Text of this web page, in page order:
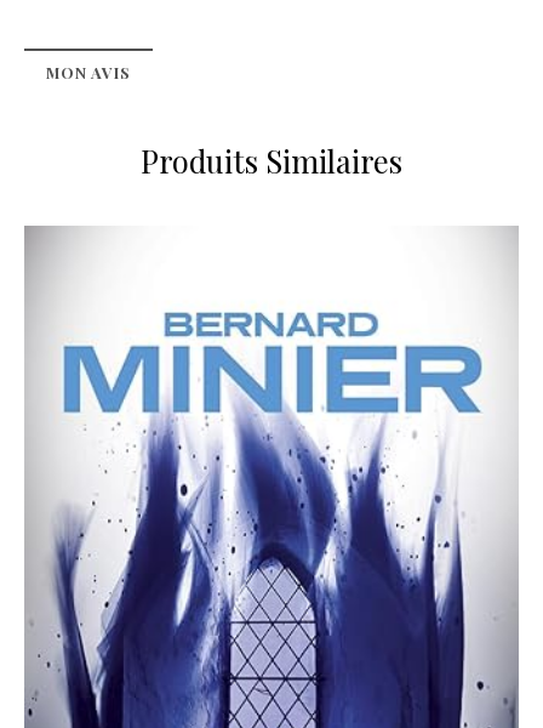
MON AVIS
Produits Similaires